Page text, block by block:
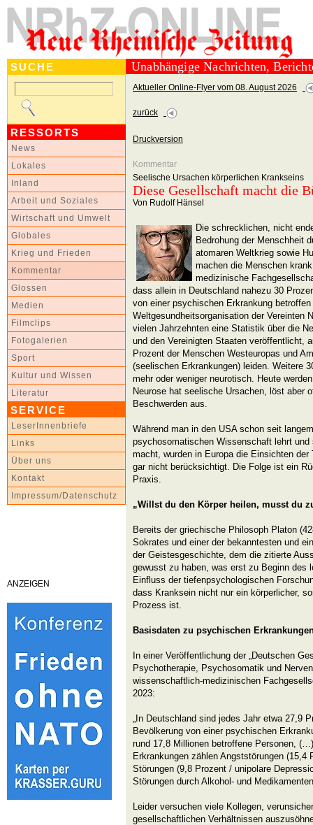
SUCHE
RESSORTS
News
Lokales
Inland
Arbeit und Soziales
Wirtschaft und Umwelt
Globales
Krieg und Frieden
Kommentar
Glossen
Medien
Filmclips
Fotogalerien
Sport
Kultur und Wissen
Literatur
SERVICE
LeserInnenbriefe
Links
Über uns
Kontakt
Impressum/Datenschutz
ANZEIGEN
Unabhängige Nachrichten,
Aktueller Online-Flyer vom 08. August 2026
zurück
Druckversion
Kommentar
Seelische Ursachen körperlichen Krankseins
Diese Gesellschaft macht die
Von Rudolf Hänsel
Die schrecklichen, nicht
Bedrohung der Menschheit
atomaren Weltkrieg sowie
machen die Menschen
medizinische
dass allein in Deutschland nahezu 30
von einer psychischen Erkrankung
Weltgesundheitsorganisation der Vereinten
vielen Jahrzehnten eine Statistik über die
und den Vereinigten Staaten veröffentlicht,
Prozent der Menschen Westeuropas und
(seelischen Erkrankungen) leiden. Weitere
mehr oder weniger neurotisch. Heute
Neurose hat seelische Ursachen, löst aber
Beschwerden aus.
Während man in den USA schon seit
psychosomatischen Wissenschaft lehrt
macht, wurden in Europa die Einsichten
gar nicht berücksichtigt. Die Folge ist ein
Praxis.
„Willst du den Körper heilen, musst du
Bereits der griechische Philosoph Platon
Sokrates und einer der bekanntesten und
der Geistesgeschichte, dem die zitierte
gewusst zu haben, was erst zu Beginn des
Einfluss der tiefenpsychologischen
dass Kranksein nicht nur ein körperlicher,
Prozess ist.
Basisdaten zu psychischen
In einer Veröffentlichung der „Deutschen
Psychotherapie, Psychosomatik und
wissenschaftlich-medizinischen
2023:
„In Deutschland sind jedes Jahr etwa 27,9
Bevölkerung von einer psychischen
rund 17,8 Millionen betroffene Personen,
Erkrankungen zählen Angststörungen
Störungen (9,8 Prozent / unipolare
Störungen durch Alkohol- und
Leider versuchen viele Kollegen,
gesellschaftlichen Verhältnissen